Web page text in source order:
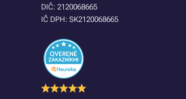
DIČ: 2120068665
IČ DPH: SK2120068665